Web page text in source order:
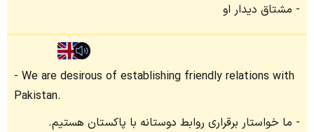
مشتاق دیدار او
We are desirous of establishing friendly relations with
Pakistan.
ما خواستار برقراری روابط دوستانه با پاکستان هستیم.